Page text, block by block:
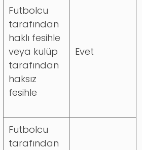
Futbolcu
tarafından
haklı fesihle
veya kulüp
tarafından
haksız
fesihle
Evet
Futbolcu
tarafından